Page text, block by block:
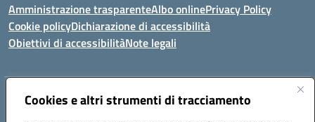
Cookies e altri strumenti di tracciamento
Amministrazione trasparenteAlbo onlinePrivacy Policy
Cookie policyDichiarazione di accessibilità
Obiettivi di accessibilitàNote legali
Indirizzo:Via Carducci Settimo San Pietro (CA)